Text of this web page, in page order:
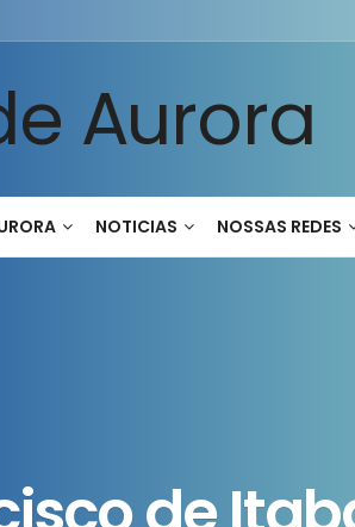
NOTICIAS NOSSAS REDES